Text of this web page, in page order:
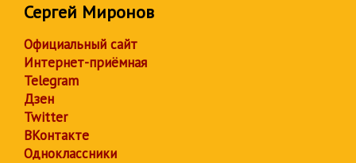
Сергей Миронов
Официальный сайт
Интернет-приёмная
Telegram
Дзен
Twitter
ВКонтакте
Одноклассники